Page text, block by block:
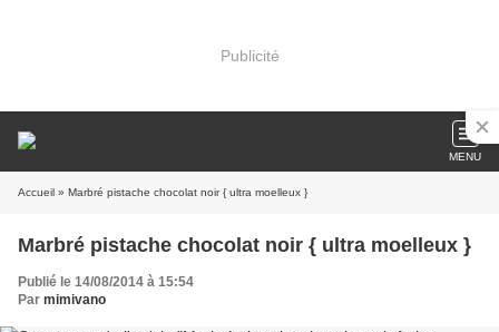
Publicité
MENU
Accueil » Marbré pistache chocolat noir { ultra moelleux }
Marbré pistache chocolat noir { ultra moelleux }
Publié le 14/08/2014 à 15:54
Par mimivano